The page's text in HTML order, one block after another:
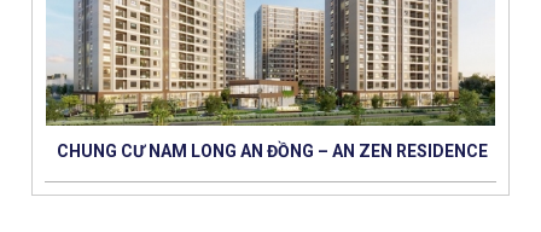
CHUNG CƯ NAM LONG AN ĐỒNG – AN ZEN RESIDENCE